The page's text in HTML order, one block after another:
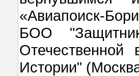
«Авиапоиск-
БОО
Истории"